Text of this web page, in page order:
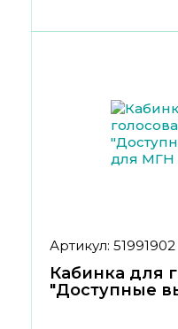
Артикул:
Кабинка для
"Доступные